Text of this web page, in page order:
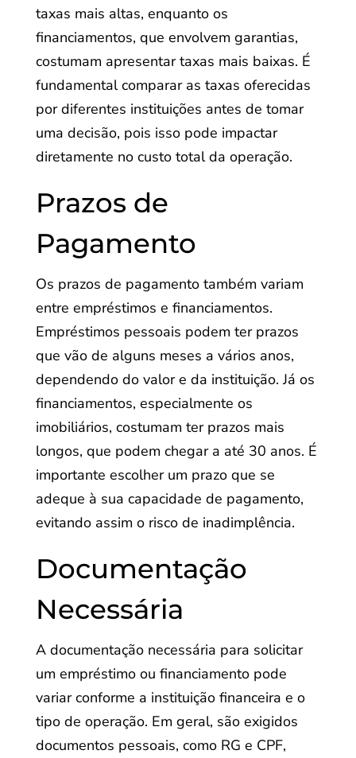
taxas mais altas, enquanto os
financiamentos, que envolvem garantias,
costumam apresentar taxas mais baixas. É
fundamental comparar as taxas oferecidas
por diferentes instituições antes de tomar
uma decisão, pois isso pode impactar
diretamente no custo total da operação.
Prazos de
Pagamento
Os prazos de pagamento também variam
entre empréstimos e financiamentos.
Empréstimos pessoais podem ter prazos
que vão de alguns meses a vários anos,
dependendo do valor e da instituição. Já os
financiamentos, especialmente os
imobiliários, costumam ter prazos mais
longos, que podem chegar a até 30 anos. É
importante escolher um prazo que se
adeque à sua capacidade de pagamento,
evitando assim o risco de inadimplência.
Documentação
Necessária
A documentação necessária para solicitar
um empréstimo ou financiamento pode
variar conforme a instituição financeira e o
tipo de operação. Em geral, são exigidos
documentos pessoais, como RG e CPF,